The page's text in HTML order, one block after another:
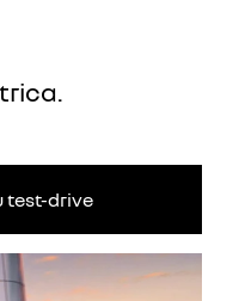
test-drive